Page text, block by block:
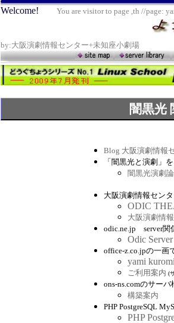
Welcome! You are visitor to page ,th //page:
by:大阪演劇情報センター+未知座小劇場
闇黒光
Blog 大阪演劇情報
「闇黒光と演劇」
闇黒光演劇
大阪演劇情報センタ
ODIC
大阪演劇情
odic.ne.jp server関
Odic
office-z.co.jpの一画
yami
ご利用案内 (
ons-ns.comのサーバ
構築案内
PHP PostgreSQL
PHP